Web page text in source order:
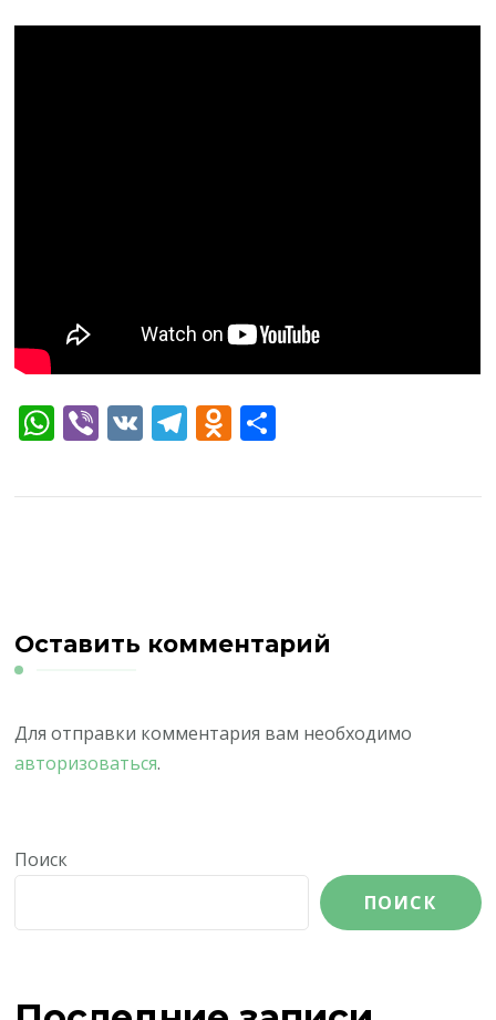
WhatsApp
Viber
VKTelegram
Odnoklassniki
Оставить комментарий
Для отправки комментария вам необходимо
авторизоваться.
Поиск
ПОИСК